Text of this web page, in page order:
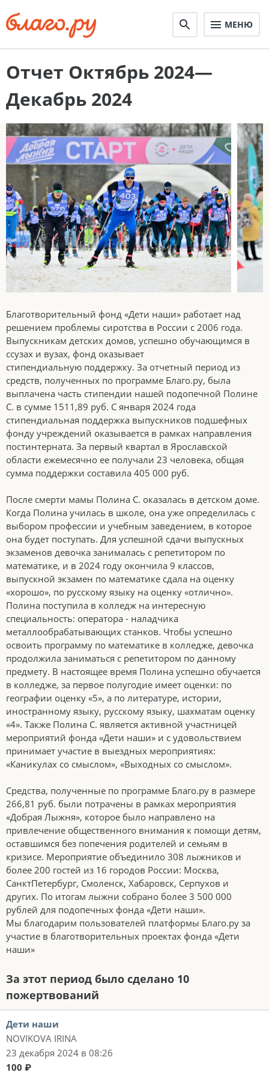
МЕНЮ
Отчет Октябрь 2024—
Декабрь 2024
Благотворительный фонд «Дети наши» работает над
решением проблемы сиротства в России с 2006 года.
Выпускникам детских домов, успешно обучающимся в
ссузах и вузах, фонд оказывает
стипендиальную поддержку. За отчетный период из
средств, полученных по программе Благо.ру, была
выплачена часть стипендии нашей подопечной Полине
С. в сумме 1511,89 руб. С января 2024 года
стипендиальная поддержка выпускников подшефных
фонду учреждений оказывается в рамках направления
постинтерната. За первый квартал в Ярославской
области ежемесячно ее получали 23 человека, общая
сумма поддержки составила 405 000 руб.
После смерти мамы Полина С. оказалась в детском доме.
Когда Полина училась в школе, она уже определилась с
выбором профессии и учебным заведением, в которое
она будет поступать. Для успешной сдачи выпускных
экзаменов девочка занималась с репетитором по
математике, и в 2024 году окончила 9 классов,
выпускной экзамен по математике сдала на оценку
«хорошо», по русскому языку на оценку «отлично».
Полина поступила в колледж на интересную
специальность: оператора - наладчика
металлообрабатывающих станков. Чтобы успешно
освоить программу по математике в колледже, девочка
продолжила заниматься с репетитором по данному
предмету. В настоящее время Полина успешно обучается
в колледже, за первое полугодие имеет оценки: по
географии оценку «5», а по литературе, истории,
иностранному языку, русскому языку, шахматам оценку
«4». Также Полина С. является активной участницей
мероприятий фонда «Дети наши» и с удовольствием
принимает участие в выездных мероприятиях:
«Каникулах со смыслом», «Выходных со смыслом».
Средства, полученные по программе Благо.ру в размере
266,81 руб. были потрачены в рамках мероприятия
«Добрая Лыжня», которое было направлено на
привлечение общественного внимания к помощи детям,
оставшимся без попечения родителей и семьям в
кризисе. Мероприятие объединило 308 лыжников и
более 200 гостей из 16 городов России: Москва,
СанктПетербург, Смоленск, Хабаровск, Серпухов и
других. По итогам лыжни собрано более 3 500 000
рублей для подопечных фонда «Дети наши».
Мы благодарим пользователей платформы Благо.ру за
участие в благотворительных проектах фонда «Дети
наши»
За этот период было сделано 10
пожертвований
Дети наши
NOVIKOVA IRINA
23 декабря 2024 в 08:26
100 ₽